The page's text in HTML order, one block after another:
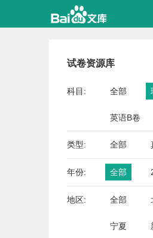
试卷资源库
科目: 全部
英语B卷
类型: 全部
年份: 全部
地区: 全部
宁夏